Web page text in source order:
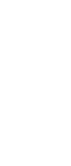
0 estrellas de 5.